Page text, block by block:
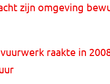
zijn omgeving
raakte in